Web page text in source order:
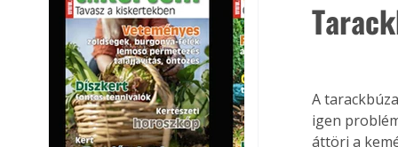
A
igen
áttöri a